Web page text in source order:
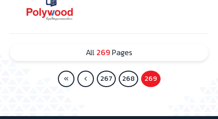
All 269Pages
267 268 269